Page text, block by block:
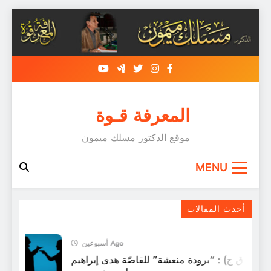
content
المعرفة قـوة
موقع الدكتور مسلك ميمون
MENU
أحدث المقالات
أسبوعين Ago
ل (ق ق ج) : “برودة منعشة” للقاصّة هدى إبراهيم
و الجزائر.